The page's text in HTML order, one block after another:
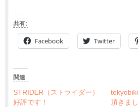
共有:
Facebook Twitter
関連
STRIDER（ストライダー）
好評です！
頂きまし